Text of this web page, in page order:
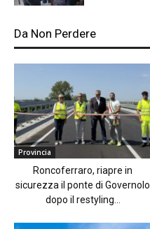
Da Non Perdere
Provincia
Roncoferraro, riapre in
sicurezza il ponte di Governolo
dopo il restyling...